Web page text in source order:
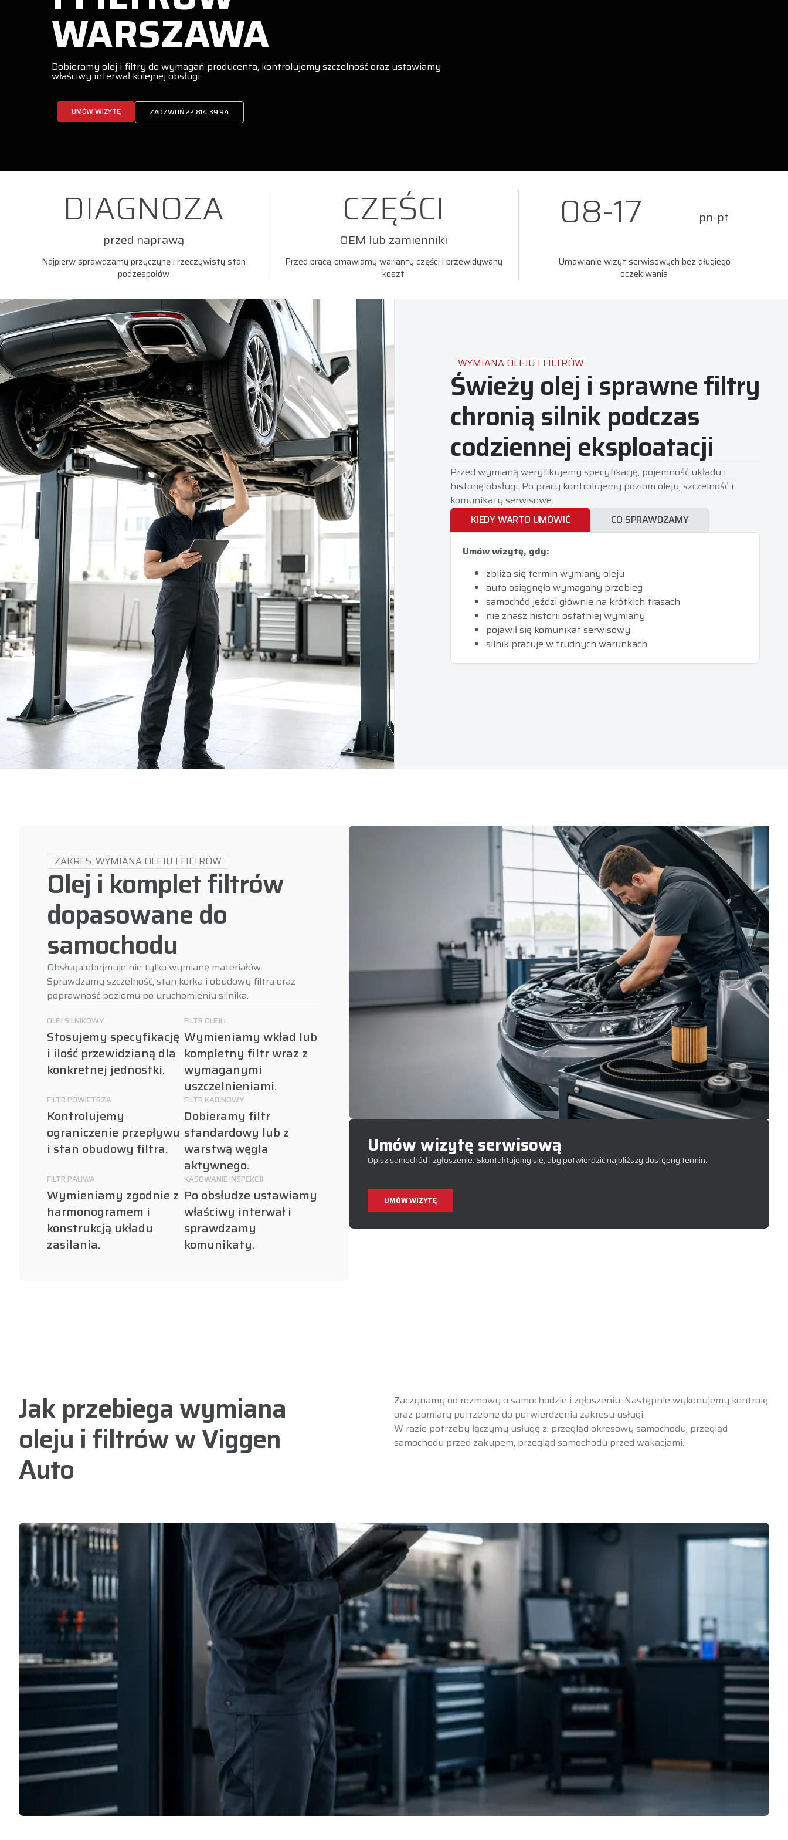
WARSZAWA
Dobieramy olej i filtry do wymagań producenta, kontrolujemy szczelność oraz ustawiamy
właściwy interwał kolejnej obsługi.
UMÓW WIZYTĘ ZADZWOŃ 22 814 39 94
DIAGNOZA
przed naprawą
Najpierw sprawdzamy przyczynę i rzeczywisty stan
podzespołów
CZĘŚCI
OEM lub zamienniki
Przed pracą omawiamy warianty części i przewidywany
koszt
08-17 pn-pt
Umawianie wizyt serwisowych bez długiego
oczekiwania
WYMIANA OLEJU I FILTRÓW
Świeży olej i sprawne filtry
chronią silnik podczas
codziennej eksploatacji
Przed wymianą weryfikujemy specyfikację, pojemność układu i
historię obsługi. Po pracy kontrolujemy poziom oleju, szczelność i
komunikaty serwisowe.
KIEDY WARTO UMÓWIĆ
CO SPRAWDZAMY
Umów wizytę, gdy:
zbliża się termin wymiany oleju
auto osiągnęło wymagany przebieg
samochód jeździ głównie na krótkich trasach
nie znasz historii ostatniej wymiany
pojawił się komunikat serwisowy
silnik pracuje w trudnych warunkach
ZAKRES: WYMIANA OLEJU I FILTRÓW
Olej i komplet filtrów
dopasowane do
samochodu
Obsługa obejmuje nie tylko wymianę materiałów.
Sprawdzamy szczelność, stan korka i obudowy filtra oraz
poprawność poziomu po uruchomieniu silnika.
OLEJ SILNIKOWY
Stosujemy specyfikację
i ilość przewidzianą dla
konkretnej jednostki.
FILTR OLEJU
Wymieniamy wkład lub
kompletny filtr wraz z
wymaganymi
uszczelnieniami.
FILTR POWIETRZA
Kontrolujemy
ograniczenie przepływu
i stan obudowy filtra.
FILTR KABINOWY
Dobieramy filtr
standardowy lub z
warstwą węgla
aktywnego.
FILTR PALIWA
Wymieniamy zgodnie z
harmonogramem i
konstrukcją układu
zasilania.
KASOWANIE INSPEKCJI
Po obsłudze ustawiamy
właściwy interwał i
sprawdzamy
komunikaty.
Umów wizytę serwisową
Opisz samochód i zgłoszenie. Skontaktujemy się, aby potwierdzić najbliższy dostępny termin.
UMÓW WIZYTĘ
Jak przebiega wymiana
oleju i filtrów w Viggen
Auto
Zaczynamy od rozmowy o samochodzie i zgłoszeniu. Następnie wykonujemy kontrolę
oraz pomiary potrzebne do potwierdzenia zakresu usługi.
W razie potrzeby łączymy usługę z: przegląd okresowy samochodu, przegląd
samochodu przed zakupem, przegląd samochodu przed wakacjami.